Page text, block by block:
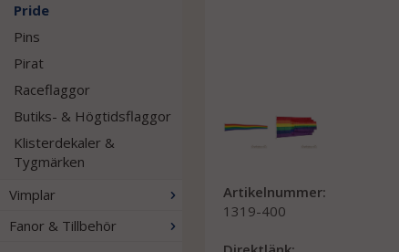
Pride
Pins
Pirat
Raceflaggor
Butiks- & Högtidsflaggor
Klisterdekaler &
Tygmärken
Vimplar
Fanor & Tillbehör
Artikelnummer:
1319-400